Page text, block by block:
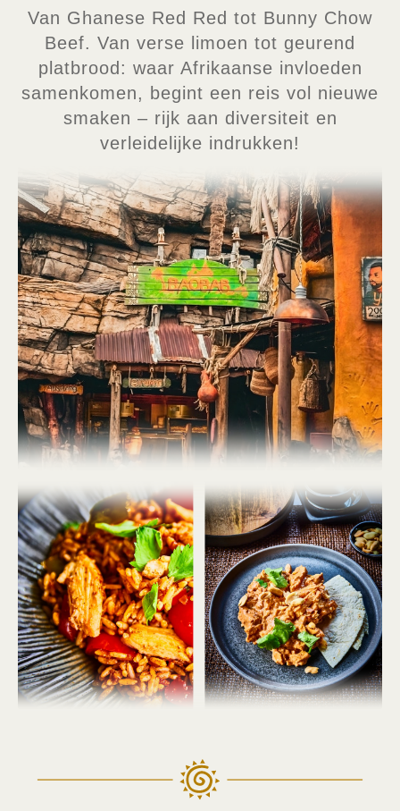
Van Ghanese Red Red tot Bunny Chow
Beef. Van verse limoen tot geurend
platbrood: waar Afrikaanse invloeden
samenkomen, begint een reis vol nieuwe
smaken – rijk aan diversiteit en
verleidelijke indrukken!